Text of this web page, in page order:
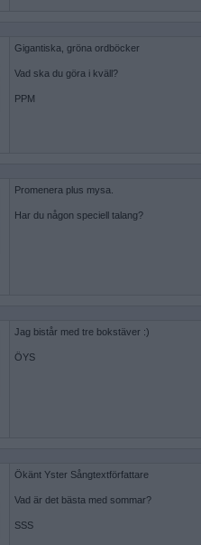
Gigantiska, gröna ordböcker
Vad ska du göra i kväll?
PPM
Promenera plus mysa.
Har du någon speciell talang?
Jag bistår med tre bokstäver :)
ÖYS
Ökänt Yster Sångtextförfattare
Vad är det bästa med sommar?
SSS